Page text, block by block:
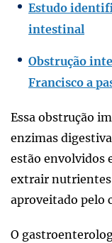
Estudo
intestinal
Obstrução
Francisco a
Essa obstrução
enzimas
estão envolvidos
extrair nutrientes
aproveitado pelo
O